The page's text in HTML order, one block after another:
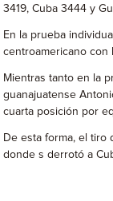
3419, Cuba 3444 y
En la prueba
centroamericano con
Mientras tanto en la
guanajuatense
cuarta posición por
De esta forma, el tiro
donde s derrotó a